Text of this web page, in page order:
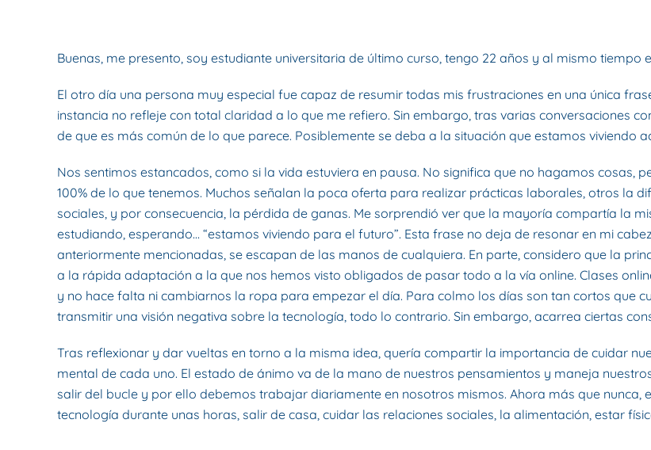
Buenas, me presento, soy estudiante universitaria de último curso, tengo 22 años y al mismo
El otro día una persona muy especial fue capaz de resumir todas mis frustraciones en una única
instancia no refleje con total claridad a lo que me refiero. Sin embargo, tras varias conversaciones
de que es más común de lo que parece. Posiblemente se deba a la situación que estamos viviendo
Nos sentimos estancados, como si la vida estuviera en pausa. No significa que no hagamos cosas,
100% de lo que tenemos. Muchos señalan la poca oferta para realizar prácticas laborales, otros la
sociales, y por consecuencia, la pérdida de ganas. Me sorprendió ver que la mayoría compartía la
estudiando, esperando… “estamos viviendo para el futuro”. Esta frase no deja de resonar en mi
anteriormente mencionadas, se escapan de las manos de cualquiera. En parte, considero que la
a la rápida adaptación a la que nos hemos visto obligados de pasar todo a la vía online. Clases
y no hace falta ni cambiarnos la ropa para empezar el día. Para colmo los días son tan cortos que
transmitir una visión negativa sobre la tecnología, todo lo contrario. Sin embargo, acarrea ciertas
Tras reflexionar y dar vueltas en torno a la misma idea, quería compartir la importancia de cuidar
mental de cada uno. El estado de ánimo va de la mano de nuestros pensamientos y maneja
salir del bucle y por ello debemos trabajar diariamente en nosotros mismos. Ahora más que
tecnología durante unas horas, salir de casa, cuidar las relaciones sociales, la alimentación, estar